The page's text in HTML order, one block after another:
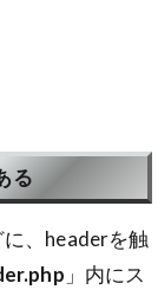
る
、headerを触
」内にス